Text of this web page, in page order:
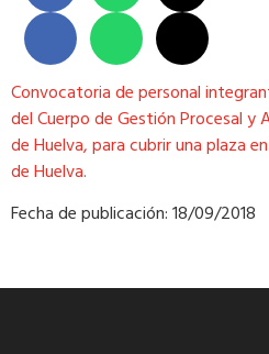
Convocatoria de personal
del Cuerpo de Gestión Procesal y
de Huelva, para cubrir una plaza
de Huelva.
Fecha de publicación: 18/09/2018